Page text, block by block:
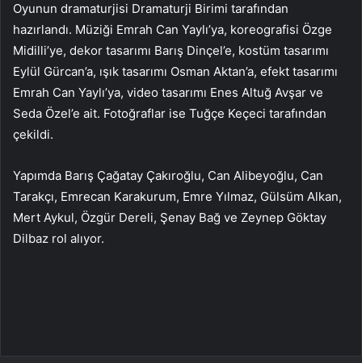
Oyunun dramaturjisi Dramaturji Birimi tarafından
hazırlandı. Müziği Emrah Can Yaylı’ya, koreografisi Özge
Midilli’ye, dekor tasarımı Barış Dinçel’e, kostüm tasarımı
Eylül Gürcan’a, ışık tasarımı Osman Aktan’a, efekt tasarımı
Emrah Can Yaylı’ya, video tasarımı Enes Altuğ Avşar ve
Seda Özel’e ait. Fotoğraflar ise Tuğçe Keçeci tarafından
çekildi.
Yapımda Barış Çağatay Çakıroğlu, Can Alibeyoğlu, Can
Tarakçı, Emrecan Karakurum, Emre Yılmaz, Gülsüm Alkan,
Mert Aykul, Özgür Dereli, Şenay Bağ ve Zeynep Göktay
Dilbaz rol alıyor.